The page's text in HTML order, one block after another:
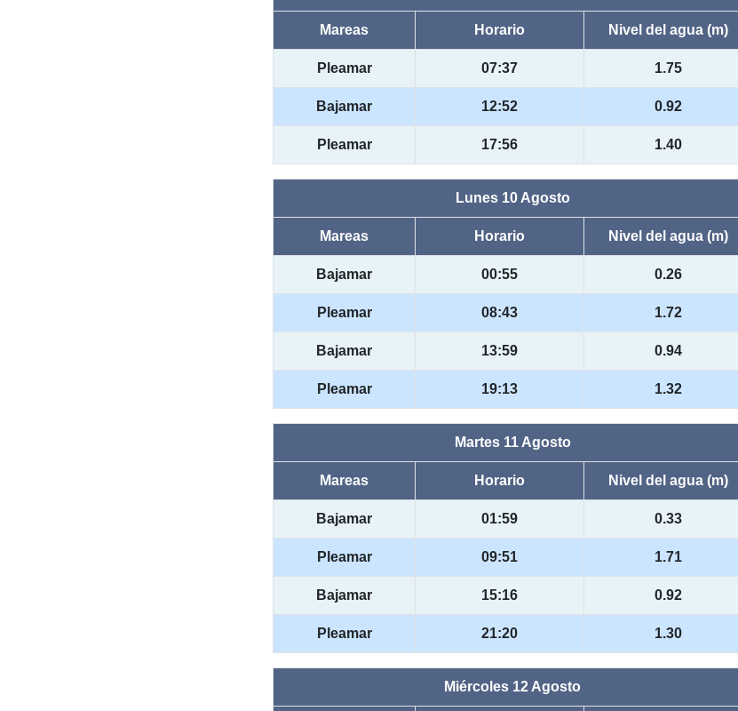
Mareas Horario Nivel del agua (m)
Pleamar 07:37 1.75
Bajamar 12:52 0.92
Pleamar 17:56 1.40
Lunes 10 Agosto
Mareas Horario Nivel del agua (m)
Bajamar 00:55 0.26
Pleamar 08:43 1.72
Bajamar 13:59 0.94
Pleamar 19:13 1.32
Martes 11 Agosto
Mareas Horario Nivel del agua (m)
Bajamar 01:59 0.33
Pleamar 09:51 1.71
Bajamar 15:16 0.92
Pleamar 21:20 1.30
Miércoles 12 Agosto